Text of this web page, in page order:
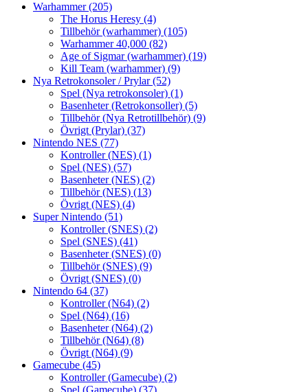
Warhammer(205)
The Horus Heresy (4)
Tillbehör (warhammer) (105)
Warhammer 40,000 (82)
Age of Sigmar (warhammer) (19)
Kill Team (warhammer) (9)
Nya Retrokonsoler / Prylar(52)
Spel (Nya retrokonsoler) (1)
Basenheter (Retrokonsoller) (5)
Tillbehör (Nya Retrotillbehör) (9)
Övrigt (Prylar) (37)
Nintendo NES (77)
Kontroller (NES) (1)
Spel (NES) (57)
Basenheter (NES) (2)
Tillbehör (NES) (13)
Övrigt (NES) (4)
Super Nintendo (51)
Kontroller (SNES) (2)
Spel (SNES) (41)
Basenheter (SNES) (0)
Tillbehör (SNES) (9)
Övrigt (SNES) (0)
Nintendo 64 (37)
Kontroller (N64) (2)
Spel (N64) (16)
Basenheter (N64) (2)
Tillbehör (N64) (8)
Övrigt (N64) (9)
Gamecube (45)
Kontroller (Gamecube) (2)